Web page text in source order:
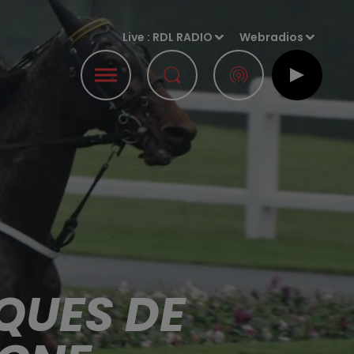
Live : RDL RADIO Webradios
DE